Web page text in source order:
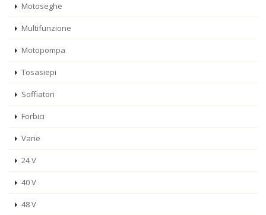
Motoseghe
Multifunzione
Motopompa
Tosasiepi
Soffiatori
Forbici
Varie
24 V
40 V
48 V